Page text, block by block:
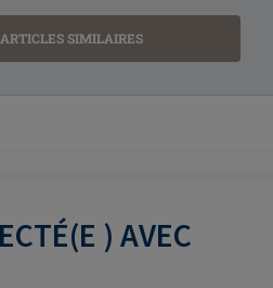
SIMILAIRES
) AVEC